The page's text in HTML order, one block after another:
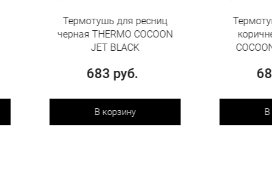
Термотушь для ресниц
THERMO COCOON
Термотушь для
коричневая THERMO
COCOON RICH BROWN